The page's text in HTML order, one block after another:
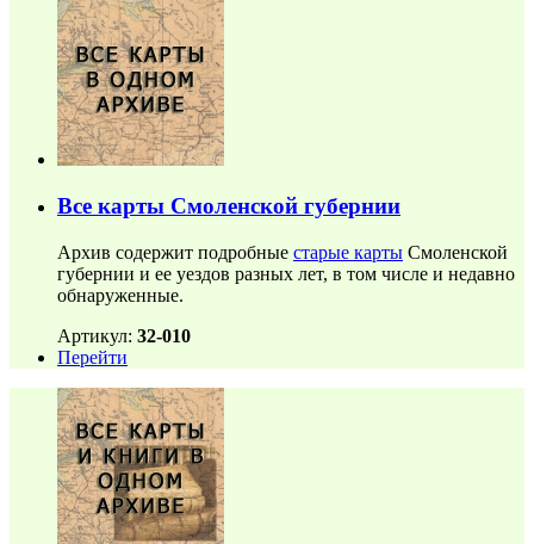
Все карты Смоленской губернии
Архив содержит подробные старые карты Смоленской
губернии и ее уездов разных лет, в том числе и недавно
обнаруженные.
Артикул: 32-010
Перейти